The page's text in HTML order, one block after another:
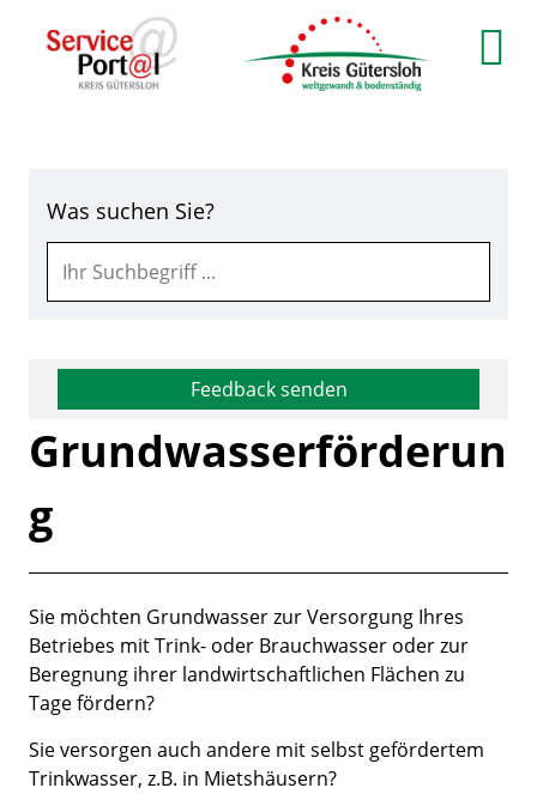
Zum Hauptinhalt springen
Zum Hauptinhalt
Was suchen Sie?
Feedback senden
Grundwasserförderun
g
Kurzbeschreibung
Beschreibung
Sie möchten Grundwasser zur Versorgung Ihres
Betriebes mit Trink- oder Brauchwasser oder zur
Beregnung ihrer landwirtschaftlichen Flächen zu
Tage fördern?
Sie versorgen auch andere mit selbst gefördertem
Trinkwasser, z.B. in Mietshäusern?